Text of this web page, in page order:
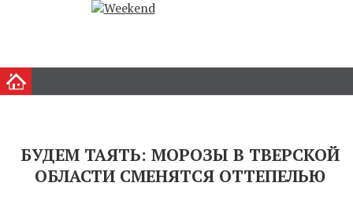
БУДЕМ ТАЯТЬ: МОРОЗЫ В ТВЕРСКОЙ
ОБЛАСТИ СМЕНЯТСЯ ОТТЕПЕЛЬЮ